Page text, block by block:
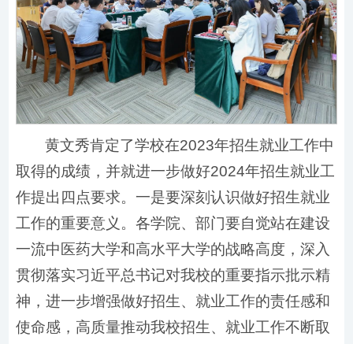
黄文秀肯定了学校在2023年招生就业工作中
取得的成绩，并就进一步做好2024年招生就业工
作提出四点要求。一是要深刻认识做好招生就业
工作的重要意义。各学院、部门要自觉站在建设
一流中医药大学和高水平大学的战略高度，深入
贯彻落实习近平总书记对我校的重要指示批示精
神，进一步增强做好招生、就业工作的责任感和
使命感，高质量推动我校招生、就业工作不断取